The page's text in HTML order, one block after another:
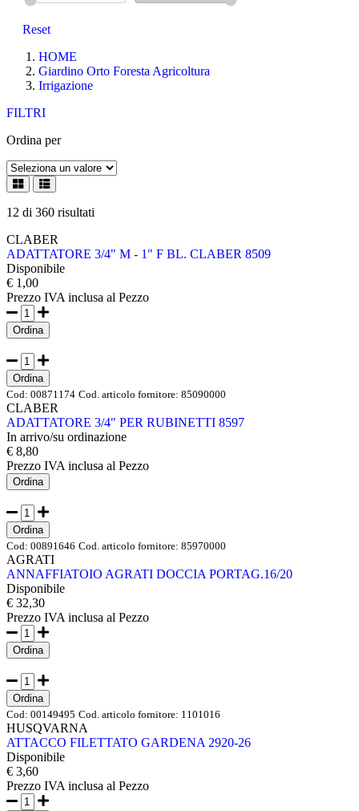
Reset
HOME
Giardino Orto Foresta Agricoltura
Irrigazione
FILTRI
Ordina per
12 di 360 risultati
CLABER
ADATTATORE 3/4" M - 1" F BL. CLABER 8509
Disponibile
€ 1,00
Prezzo IVA inclusa al Pezzo
Ordina
Ordina
Cod: 00871174 Cod. articolo fornitore: 85090000
CLABER
ADATTATORE 3/4" PER RUBINETTI 8597
In arrivo/su ordinazione
€ 8,80
Prezzo IVA inclusa al Pezzo
Ordina
Ordina
Cod: 00891646 Cod. articolo fornitore: 85970000
AGRATI
ANNAFFIATOIO AGRATI DOCCIA PORTAG.16/20
Disponibile
€ 32,30
Prezzo IVA inclusa al Pezzo
Ordina
Ordina
Cod: 00149495 Cod. articolo fornitore: 1101016
HUSQVARNA
ATTACCO FILETTATO GARDENA 2920-26
Disponibile
€ 3,60
Prezzo IVA inclusa al Pezzo